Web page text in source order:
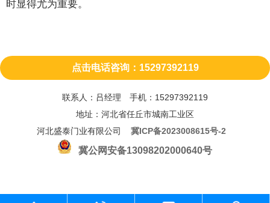
时显得尤为重要。
点击电话咨询：15297392119
联系人：吕经理 手机：15297392119
地址：河北省任丘市城南工业区
河北盛泰门业有限公司 冀ICP备2023008615号-2
冀公网安备13098202000640号